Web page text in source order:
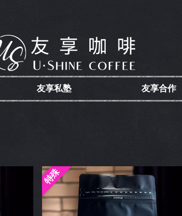
友享私塾 友享合作
特殊